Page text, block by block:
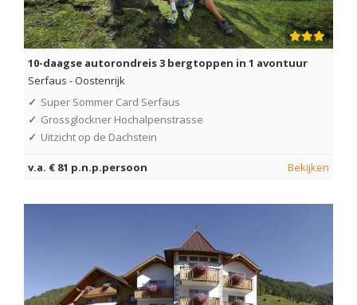
10-daagse autorondreis 3 bergtoppen in 1 avontuur
Serfaus -Oostenrijk
✓ Super Sommer Card Serfaus
✓ Grossglockner Hochalpenstrasse
✓ Uitzicht op de Dachstein
v.a. € 81 p.n.p.persoon Bekijken